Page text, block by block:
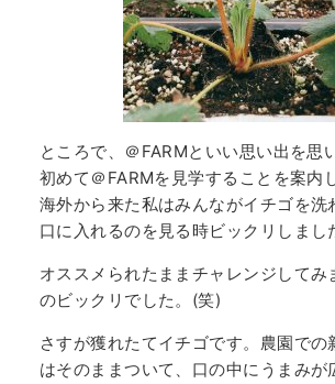
ところで、＠FARMといい思い出を思
初めて＠FARMを見学することを案内
海外から来た私はみんながイチゴを洗
口に入れるのを見る時ビックリしまし
オススメられたままチャレンジしてみ
のビックリでした。(笑)
さすが獲れたてイチゴです。農園での
はそのままついて、口の中にうまみが